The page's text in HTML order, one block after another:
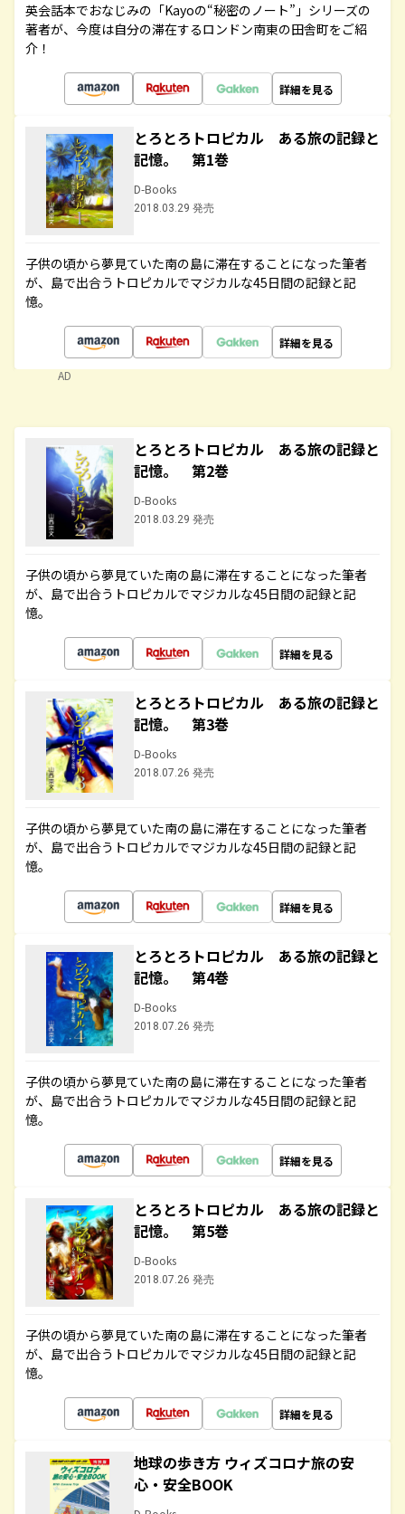
英会話本でおなじみの「Kayoの“秘密のノート”」シリーズの
著者が、今度は自分の滞在するロンドン南東の田舎町をご紹
介！
詳細を見る
とろとろトロピカル ある旅の記録と
記憶。 第1巻
D-Books
2018.03.29 発売
子供の頃から夢見ていた南の島に滞在することになった筆者
が、島で出合うトロピカルでマジカルな45日間の記録と記
憶。
詳細を見る
AD
とろとろトロピカル ある旅の記録と
記憶。 第2巻
D-Books
2018.03.29 発売
子供の頃から夢見ていた南の島に滞在することになった筆者
が、島で出合うトロピカルでマジカルな45日間の記録と記
憶。
詳細を見る
とろとろトロピカル ある旅の記録と
記憶。 第3巻
D-Books
2018.07.26 発売
子供の頃から夢見ていた南の島に滞在することになった筆者
が、島で出合うトロピカルでマジカルな45日間の記録と記
憶。
詳細を見る
とろとろトロピカル ある旅の記録と
記憶。 第4巻
D-Books
2018.07.26 発売
子供の頃から夢見ていた南の島に滞在することになった筆者
が、島で出合うトロピカルでマジカルな45日間の記録と記
憶。
詳細を見る
とろとろトロピカル ある旅の記録と
記憶。 第5巻
D-Books
2018.07.26 発売
子供の頃から夢見ていた南の島に滞在することになった筆者
が、島で出合うトロピカルでマジカルな45日間の記録と記
憶。
詳細を見る
地球の歩き方 ウィズコロナ旅の安
心・安全BOOK